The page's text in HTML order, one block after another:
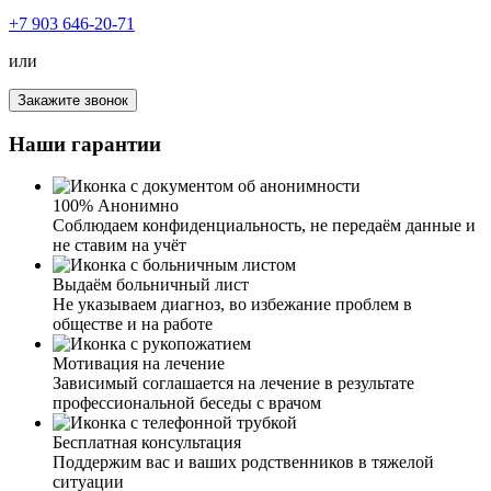
понимал, что это уже затянуло меня сильно, но
остановиться не мог. Решил попробовать и обратился к
вам в клинику. Так как я продолжал работать и
попросту не мог находиться на лечении долгое время,
мне предложили усиленный курс лечения наркомании.
Наркологи вначале провели мне очищение организма, а
дальше началась психотерапия. Был сильно удивлен, как
грамотно и четко мне все разложили по полочкам, дали
бесценные рекомендации, что делать дальше вне
клиники. Спасибо вам огромное!
Я жена наркомана. Узнав по рекомендациям о вашей
клинике, спустя какое-то время, позвонила. И могу с
уверенностью сказать, что это лучший выбор. Общение
с сотрудниками дало мне понять, что у вас работают
+7 903 646-20-71
или
Закажите звонок
Наши гарантии
100% Анонимно
Соблюдаем конфиденциальность, не передаём данные и
не ставим на учёт
Выдаём больничный лист
Не указываем диагноз, во избежание проблем в
обществе и на работе
Мотивация на лечение
Зависимый соглашается на лечение в результате
профессиональной беседы с врачом
Бесплатная консультация
Поддержим вас и ваших родственников в тяжелой
ситуации